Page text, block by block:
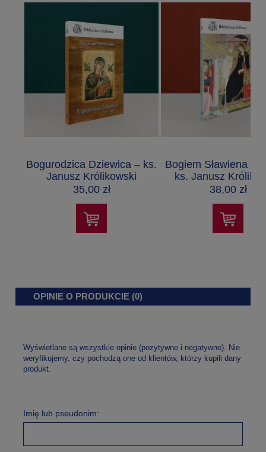
Bogurodzica Dziewica – ks.
Janusz Królikowski
35,00 zł
Bogiem Sławiena
ks. Janusz
38,00 zł
OPINIE O PRODUKCIE (0)
Wyświetlane są wszystkie opinie (pozytywne i negatywne). Nie
weryfikujemy, czy pochodzą one od klientów, którzy kupili dany
produkt.
Imię lub pseudonim: